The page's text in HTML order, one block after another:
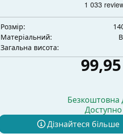
Розмір:
Матеріальний:
Загальна висота:
Безкоштовна
Дізнайтеся більше